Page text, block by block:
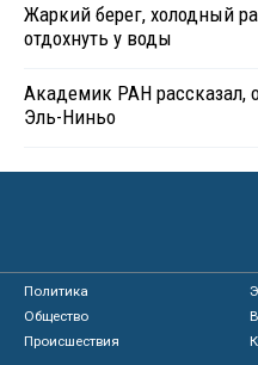
Жаркий берег, холодный
отдохнуть у воды
Академик РАН рассказал,
Эль-Ниньо
Политика
Общество
Происшествия